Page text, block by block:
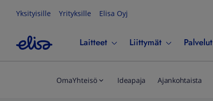
Yksityisille Yrityksille Elisa Oyj
Laitteet Liittymät Palvelut
OmaYhteisö Ideapaja Ajankohtaista